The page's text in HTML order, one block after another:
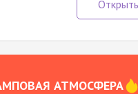
АТМОСФЕРА